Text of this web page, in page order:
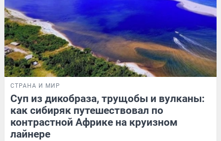
СТРАНА И МИР
Суп из дикобраза, трущобы и вулканы:
как сибиряк путешествовал по
контрастной Африке на круизном
лайнере